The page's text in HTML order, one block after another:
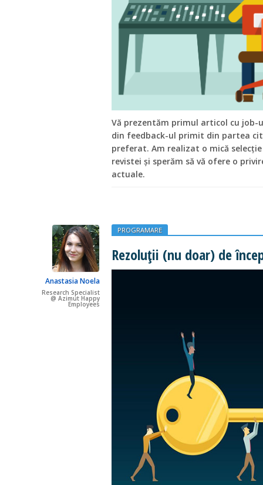
Vă prezentăm primul articol cu job-
din feedback-ul primit din partea
preferat. Am realizat o mică
revistei și sperăm să vă ofere o
actuale.
Anastasia Noela
Research Specialist
@ Azimut Happy
Employees
PROGRAMARE
Rezoluții (nu doar) de